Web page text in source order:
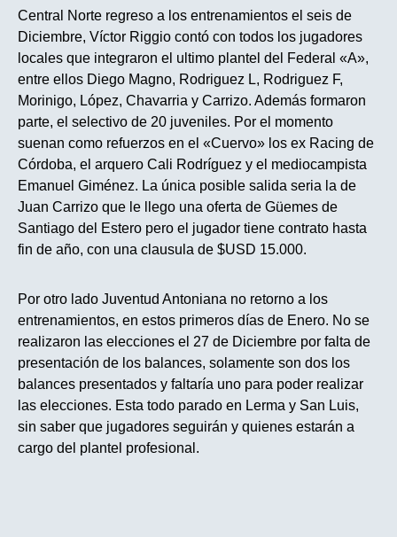
Central Norte regreso a los entrenamientos el seis de
Diciembre, Víctor Riggio contó con todos los jugadores
locales que integraron el ultimo plantel del Federal «A»,
entre ellos Diego Magno, Rodriguez L, Rodriguez F,
Morinigo, López, Chavarria y Carrizo. Además formaron
parte, el selectivo de 20 juveniles. Por el momento
suenan como refuerzos en el «Cuervo» los ex Racing de
Córdoba, el arquero Cali Rodríguez y el mediocampista
Emanuel Giménez. La única posible salida seria la de
Juan Carrizo que le llego una oferta de Güemes de
Santiago del Estero pero el jugador tiene contrato hasta
fin de año, con una clausula de $USD 15.000.
Por otro lado Juventud Antoniana no retorno a los
entrenamientos, en estos primeros días de Enero. No se
realizaron las elecciones el 27 de Diciembre por falta de
presentación de los balances, solamente son dos los
balances presentados y faltaría uno para poder realizar
las elecciones. Esta todo parado en Lerma y San Luis,
sin saber que jugadores seguirán y quienes estarán a
cargo del plantel profesional.